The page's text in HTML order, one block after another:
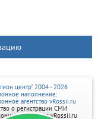
центр" 2004 - 2026
наполнение:
агентство vRossii.ru
о регистрации СМИ
агентства vRossii.ru